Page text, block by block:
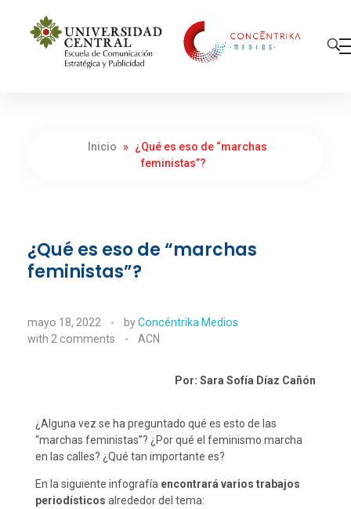
Inicio » ¿Qué es eso de “marchas
feministas”?
¿Qué es eso de “marchas
feministas”?
mayo 18, 2022 byConcéntrika Medios
with 2 comments ACN
Por: Sara Sofía Díaz Cañón
¿Alguna vez se ha preguntado qué es esto de las
“marchas feministas”? ¿Por qué el feminismo marcha
en las calles? ¿Qué tan importante es?
En la siguiente infografía encontrará varios trabajos
periodísticos alrededor del tema: